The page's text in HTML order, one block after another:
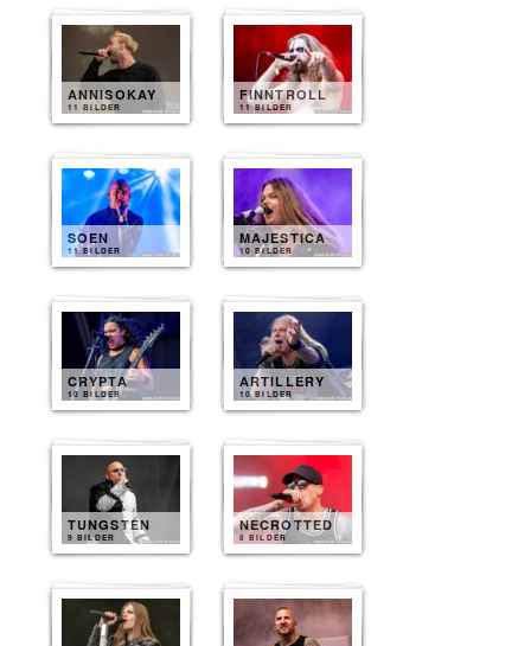
ANNISOKAY
11 BILDER
FINNTROLL
11 BILDER
SOEN
11 BILDER
MAJESTICA
10 BILDER
CRYPTA
10 BILDER
ARTILLERY
10 BILDER
TUNGSTEN
9 BILDER
NECROTTED
8 BILDER